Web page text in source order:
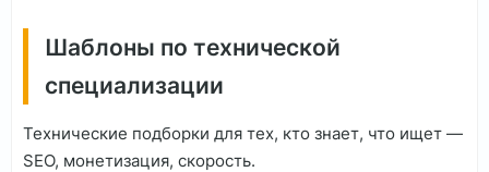
Шаблоны по технической
специализации
Технические подборки для тех, кто знает, что ищет —
SEO, монетизация, скорость.